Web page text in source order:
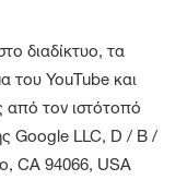
διαδίκτυο, τα
του YouTube και
τον ιστότοπό
Google LLC, D / B /
CA 94066, USA